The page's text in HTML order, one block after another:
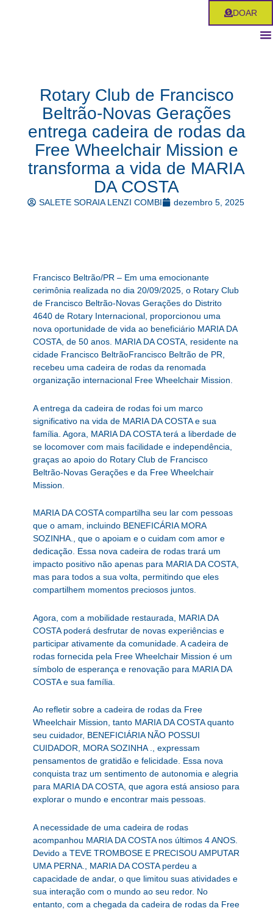
DOAR
Rotary Club de Francisco
Beltrão-Novas Gerações
entrega cadeira de rodas da
Free Wheelchair Mission e
transforma a vida de MARIA
DA COSTA
SALETE SORAIA LENZI COMBI dezembro 5, 2025
Francisco Beltrão/PR – Em uma emocionante
cerimônia realizada no dia 20/09/2025, o Rotary Club
de Francisco Beltrão-Novas Gerações do Distrito
4640 de Rotary Internacional, proporcionou uma
nova oportunidade de vida ao beneficiário MARIA DA
COSTA, de 50 anos. MARIA DA COSTA, residente na
cidade Francisco BeltrãoFrancisco Beltrão de PR,
recebeu uma cadeira de rodas da renomada
organização internacional Free Wheelchair Mission.
A entrega da cadeira de rodas foi um marco
significativo na vida de MARIA DA COSTA e sua
família. Agora, MARIA DA COSTA terá a liberdade de
se locomover com mais facilidade e independência,
graças ao apoio do Rotary Club de Francisco
Beltrão-Novas Gerações e da Free Wheelchair
Mission.
MARIA DA COSTA compartilha seu lar com pessoas
que o amam, incluindo BENEFICÁRIA MORA
SOZINHA., que o apoiam e o cuidam com amor e
dedicação. Essa nova cadeira de rodas trará um
impacto positivo não apenas para MARIA DA COSTA,
mas para todos a sua volta, permitindo que eles
compartilhem momentos preciosos juntos.
Agora, com a mobilidade restaurada, MARIA DA
COSTA poderá desfrutar de novas experiências e
participar ativamente da comunidade. A cadeira de
rodas fornecida pela Free Wheelchair Mission é um
símbolo de esperança e renovação para MARIA DA
COSTA e sua família.
Ao refletir sobre a cadeira de rodas da Free
Wheelchair Mission, tanto MARIA DA COSTA quanto
seu cuidador, BENEFICIÁRIA NÃO POSSUI
CUIDADOR, MORA SOZINHA ., expressam
pensamentos de gratidão e felicidade. Essa nova
conquista traz um sentimento de autonomia e alegria
para MARIA DA COSTA, que agora está ansioso para
explorar o mundo e encontrar mais pessoas.
A necessidade de uma cadeira de rodas
acompanhou MARIA DA COSTA nos últimos 4 ANOS.
Devido a TEVE TROMBOSE E PRECISOU AMPUTAR
UMA PERNA., MARIA DA COSTA perdeu a
capacidade de andar, o que limitou suas atividades e
sua interação com o mundo ao seu redor. No
entanto, com a chegada da cadeira de rodas da Free